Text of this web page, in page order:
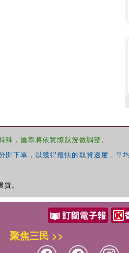
，匯率將依實際狀況做調整。
下單，以獲得最快的取貨速度，平
。
聚焦三民 >>